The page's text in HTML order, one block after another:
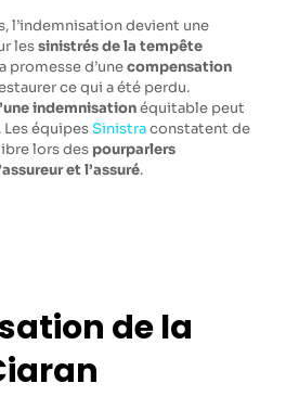
l’indemnisation devient une
lessinistrés de la tempête
promesse d’unecompensation
ce qui a été perdu.
indemnisationéquitable peut
Les équipesSinistraconstatent de
lors des pourparlers
et l’assuré.
de la